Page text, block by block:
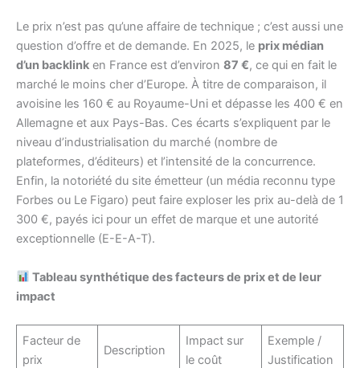
Le prix n’est pas qu’une affaire de technique ; c’est aussi une
question d’offre et de demande. En 2025, le prix médian
d’un backlink en France est d’environ 87 €, ce qui en fait le
marché le moins cher d’Europe. À titre de comparaison, il
avoisine les 160 € au Royaume-Uni et dépasse les 400 € en
Allemagne et aux Pays-Bas. Ces écarts s’expliquent par le
niveau d’industrialisation du marché (nombre de
plateformes, d’éditeurs) et l’intensité de la concurrence.
Enfin, la notoriété du site émetteur (un média reconnu type
Forbes ou Le Figaro) peut faire exploser les prix au-delà de 1
300 €, payés ici pour un effet de marque et une autorité
exceptionnelle (E-E-A-T).
Tableau synthétique des facteurs de prix et de leur
impact
Facteur de
prix
Description
Impact sur
le coût
Exemple /
Justification